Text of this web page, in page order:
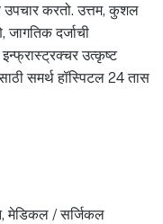
उपचार करतो. उत्तम, कुशल
जागतिक दर्जाची
उत्कृष्ट
समर्थ हॉस्पिटल 24 तास
मेडिकल / सर्जिकल